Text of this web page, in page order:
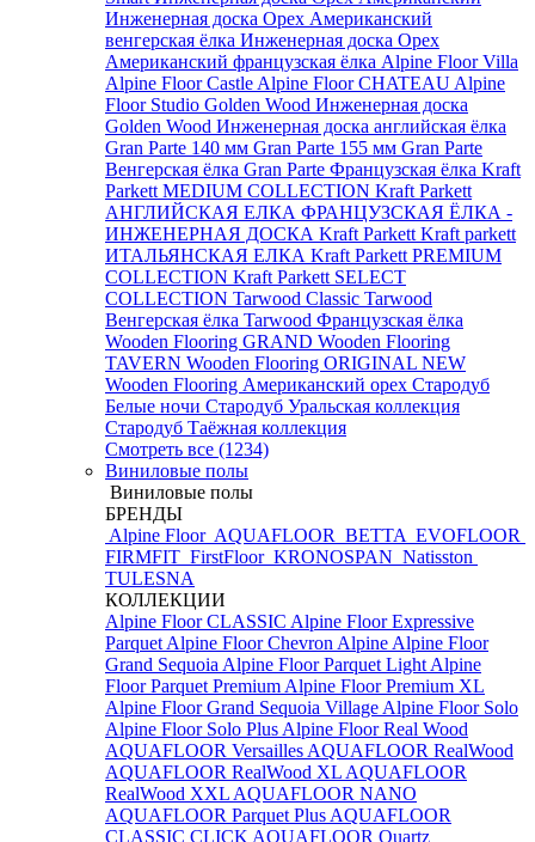
Инженерная доска Орех Американский
венгерская ёлка Инженерная доска Орех
Американский французская ёлка Alpine Floor Villa
Alpine Floor Castle Alpine Floor CHATEAU Alpine
Floor Studio Golden Wood Инженерная доска
Golden Wood Инженерная доска английская ёлка
Gran Parte 140 мм Gran Parte 155 мм Gran Parte
Венгерская ёлка Gran Parte Французская ёлка Kraft
Parkett MEDIUM COLLECTION Kraft Parkett
АНГЛИЙСКАЯ ЕЛКА ФРАНЦУЗСКАЯ ЁЛКА -
ИНЖЕНЕРНАЯ ДОСКА Kraft Parkett Kraft parkett
ИТАЛЬЯНСКАЯ ЕЛКА Kraft Parkett PREMIUM
COLLECTION Kraft Parkett SELECT
COLLECTION Tarwood Classic Tarwood
Венгерская ёлка Tarwood Французская ёлка
Wooden Flooring GRAND Wooden Flooring
TAVERN Wooden Flooring ORIGINAL NEW
Wooden Flooring Американский орех Стародуб
Белые ночи Стародуб Уральская коллекция
Стародуб Таёжная коллекция
Смотреть все (1234)
Виниловые полы
Виниловые полы
БРЕНДЫ
Alpine Floor AQUAFLOOR BETTA EVOFLOOR
FIRMFIT FirstFloor KRONOSPAN Natisston
TULESNA
КОЛЛЕКЦИИ
Alpine Floor CLASSIC Alpine Floor Expressive
Parquet Alpine Floor Chevron Alpine Alpine Floor
Grand Sequoia Alpine Floor Parquet Light Alpine
Floor Parquet Premium Alpine Floor Premium XL
Alpine Floor Grand Sequoia Village Alpine Floor Solo
Alpine Floor Solo Plus Alpine Floor Real Wood
AQUAFLOOR Versailles AQUAFLOOR RealWood
AQUAFLOOR RealWood XL AQUAFLOOR
RealWood XXL AQUAFLOOR NANO
AQUAFLOOR Parquet Plus AQUAFLOOR
CLASSIC CLICK AQUAFLOOR Quartz